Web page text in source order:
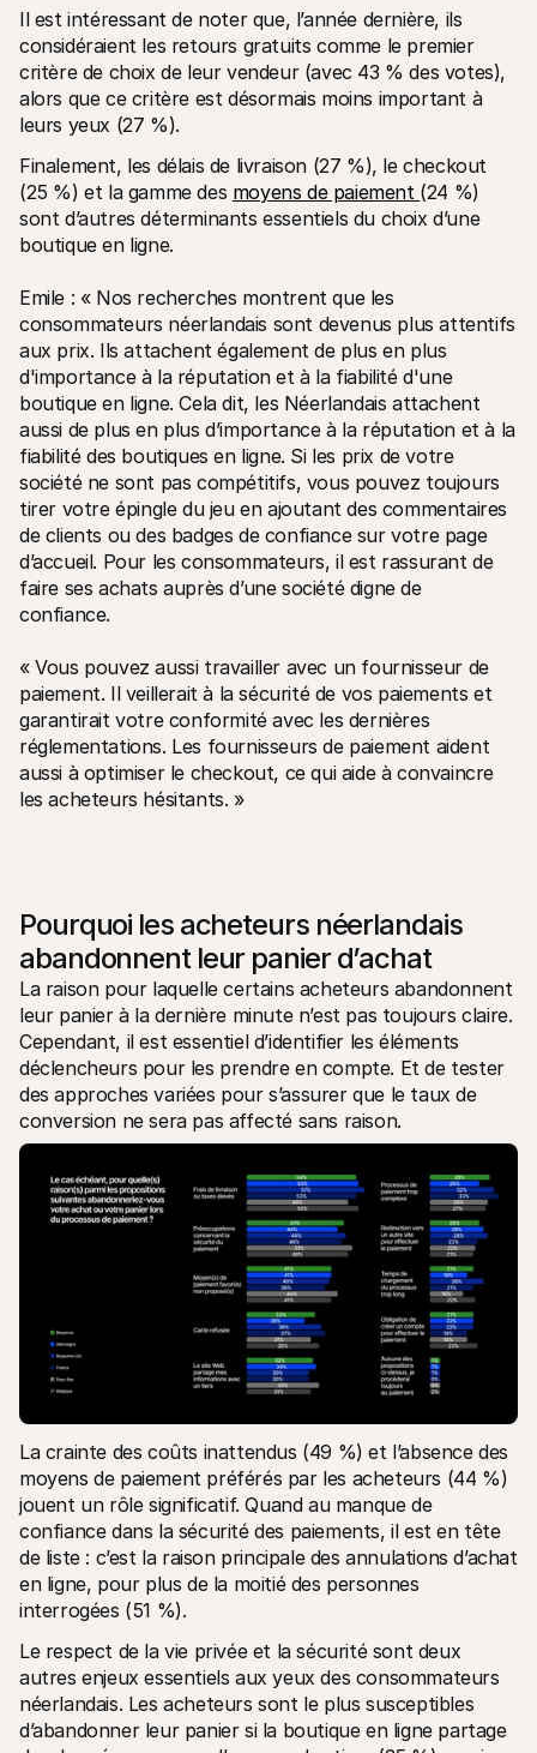
Il est intéressant de noter que, l’année dernière, ils
considéraient les retours gratuits comme le premier
critère de choix de leur vendeur (avec 43 % des votes),
alors que ce critère est désormais moins important à
leurs yeux (27 %).
Finalement, les délais de livraison (27 %), le checkout
(25 %) et la gamme des moyens de paiement (24 %)
sont d’autres déterminants essentiels du choix d’une
boutique en ligne.
Emile : « Nos recherches montrent que les
consommateurs néerlandais sont devenus plus attentifs
aux prix. Ils attachent également de plus en plus
d'importance à la réputation et à la fiabilité d'une
boutique en ligne. Cela dit, les Néerlandais attachent
aussi de plus en plus d’importance à la réputation et à la
fiabilité des boutiques en ligne. Si les prix de votre
société ne sont pas compétitifs, vous pouvez toujours
tirer votre épingle du jeu en ajoutant des commentaires
de clients ou des badges de confiance sur votre page
d’accueil. Pour les consommateurs, il est rassurant de
faire ses achats auprès d’une société digne de
confiance.
« Vous pouvez aussi travailler avec un fournisseur de
paiement. Il veillerait à la sécurité de vos paiements et
garantirait votre conformité avec les dernières
réglementations. Les fournisseurs de paiement aident
aussi à optimiser le checkout, ce qui aide à convaincre
les acheteurs hésitants. »
Pourquoi les acheteurs néerlandais
abandonnent leur panier d’achat
La raison pour laquelle certains acheteurs abandonnent
leur panier à la dernière minute n’est pas toujours claire.
Cependant, il est essentiel d’identifier les éléments
déclencheurs pour les prendre en compte. Et de tester
des approches variées pour s’assurer que le taux de
conversion ne sera pas affecté sans raison.
La crainte des coûts inattendus (49 %) et l’absence des
moyens de paiement préférés par les acheteurs (44 %)
jouent un rôle significatif. Quand au manque de
confiance dans la sécurité des paiements, il est en tête
de liste : c’est la raison principale des annulations d’achat
en ligne, pour plus de la moitié des personnes
interrogées (51 %).
Le respect de la vie privée et la sécurité sont deux
autres enjeux essentiels aux yeux des consommateurs
néerlandais. Les acheteurs sont le plus susceptibles
d’abandonner leur panier si la boutique en ligne partage